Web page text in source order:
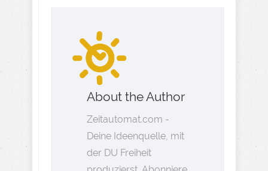
About the Author
Zeitautomat.com -
Deine Ideenquelle, mit
der DU Freiheit